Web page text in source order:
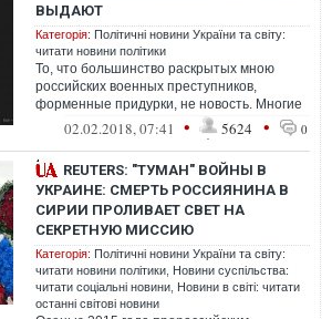
ВЫДАЮТ
Категорія: Політичні новини України та світу:
читати новини політики
То, что большинство раскрытых мною
российских военных преступников,
форменные придурки, не новость. Многие
из них, после нагоняев и втыков от
02.02.2018, 07:41 • 5624 • 0
REUTERS: "ТУМАН" ВОЙНЫ В
УКРАИНЕ: СМЕРТЬ РОССИЯНИНА В
СИРИИ ПРОЛИВАЕТ СВЕТ НА
СЕКРЕТНУЮ МИССИЮ
Категорія: Політичні новини України та світу:
читати новини політики Новини суспільства:
читати соціальні новини Новини в світі: читати
останні світові новини